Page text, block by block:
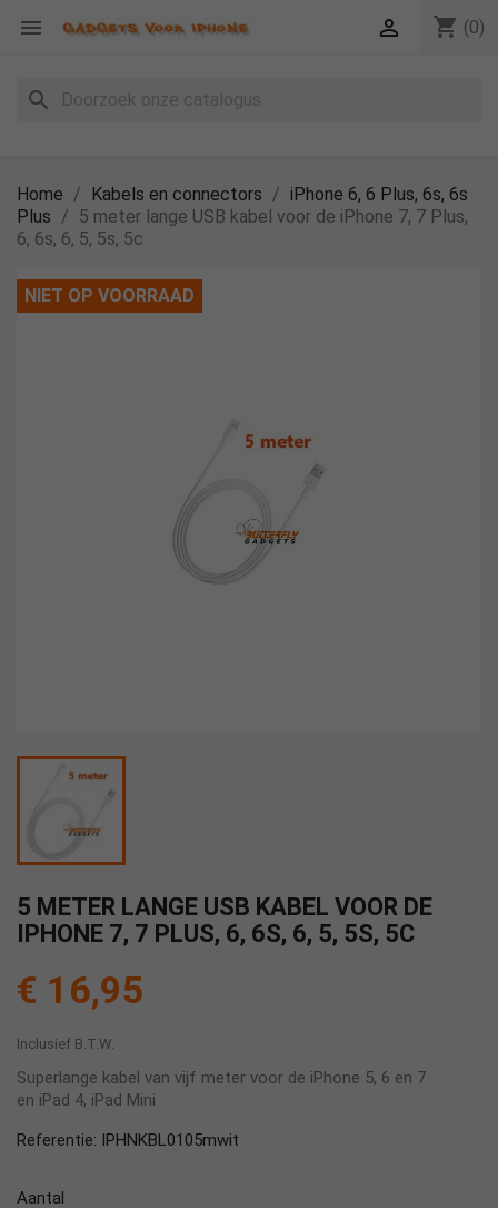
 shopping_cart (0)

search
Home Kabels en connectors
iPhone 6, 6 Plus, 6s, 6s
Plus
5 meter lange USB kabel voor de iPhone 7, 7 Plus,
6, 6s, 6, 5, 5s, 5c
NIET OP VOORRAAD
5 METER LANGE USB KABEL VOOR DE
IPHONE 7, 7 PLUS, 6, 6S, 6, 5, 5S, 5C
€ 16,95
Inclusief B.T.W.
Superlange kabel van vijf meter voor de iPhone 5, 6 en 7
en iPad 4, iPad Mini
Referentie: IPHNKBL0105mwit
Aantal